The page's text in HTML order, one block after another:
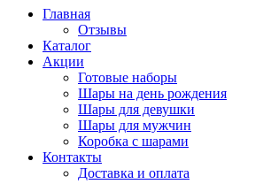
Главная
Отзывы
Каталог
Акции
Готовые наборы
Шары на день рождения
Шары для девушки
Шары для мужчин
Коробка с шарами
Контакты
Доставка и оплата